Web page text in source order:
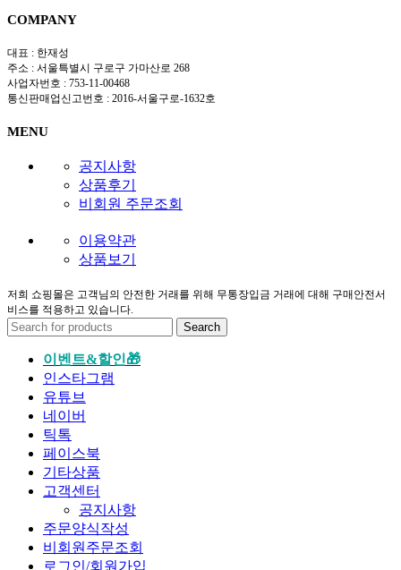
COMPANY
대표 : 한재성
주소 : 서울특별시 구로구 가마산로 268
사업자번호 : 753-11-00468
통신판매업신고번호 : 2016-서울구로-1632호
MENU
공지사항
상품후기
비회원 주문조회
이용약관
상품보기
저희 쇼핑몰은 고객님의 안전한 거래를 위해 무통장입금 거래에 대해 구매안전서
비스를 적용하고 있습니다.
Search
이벤트&할인🎁
인스타그램
유튜브
네이버
틱톡
페이스북
기타상품
고객센터
공지사항
주문양식작성
비회원주문조회
로그인/회원가입